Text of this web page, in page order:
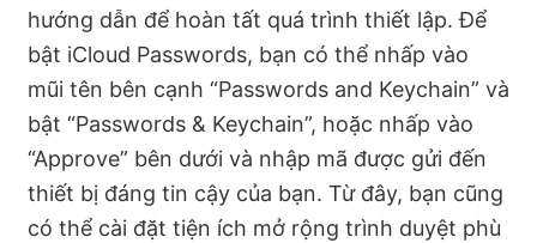
hướng dẫn để hoàn tất quá trình thiết lập. Để
bật iCloud Passwords, bạn có thể nhấp vào
mũi tên bên cạnh “Passwords and Keychain” và
bật “Passwords & Keychain”, hoặc nhấp vào
“Approve” bên dưới và nhập mã được gửi đến
thiết bị đáng tin cậy của bạn. Từ đây, bạn cũng
có thể cài đặt tiện ích mở rộng trình duyệt phù